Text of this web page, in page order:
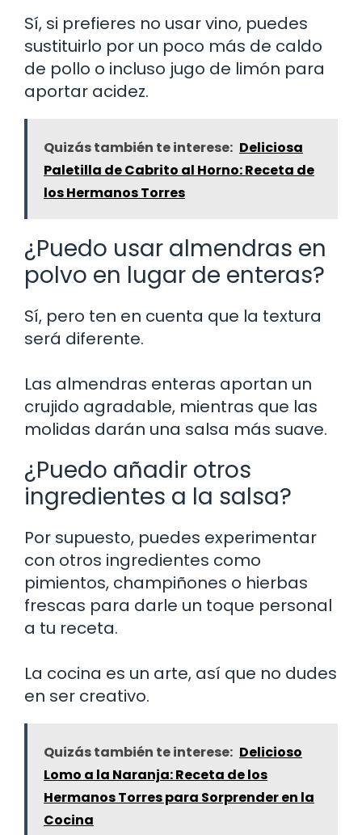
Sí, si prefieres no usar vino, puedes
sustituirlo por un poco más de caldo
de pollo o incluso jugo de limón para
aportar acidez.
Quizás también te interese: Deliciosa
Paletilla de Cabrito al Horno: Receta de
los Hermanos Torres
¿Puedo usar almendras en
polvo en lugar de enteras?
Sí, pero ten en cuenta que la textura
será diferente.
Las almendras enteras aportan un
crujido agradable, mientras que las
molidas darán una salsa más suave.
¿Puedo añadir otros
ingredientes a la salsa?
Por supuesto, puedes experimentar
con otros ingredientes como
pimientos, champiñones o hierbas
frescas para darle un toque personal
a tu receta.
La cocina es un arte, así que no dudes
en ser creativo.
Quizás también te interese: Delicioso
Lomo a la Naranja: Receta de los
Hermanos Torres para Sorprender en la
Cocina